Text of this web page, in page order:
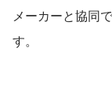
メーカーと協同
す。